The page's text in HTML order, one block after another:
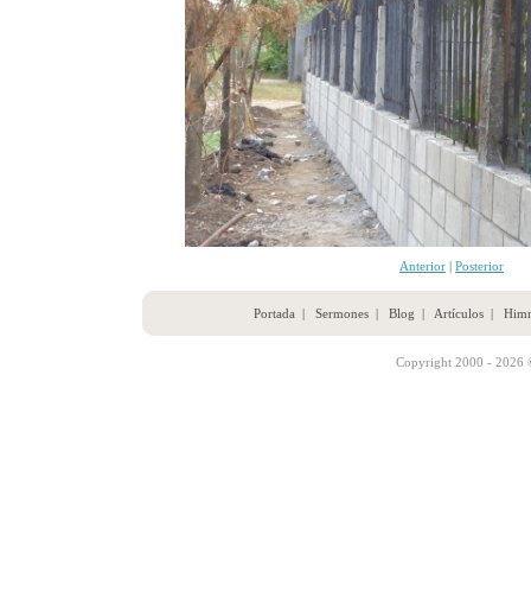
Anterior | Posterior
Portada | Sermones| Blog | Artículos|
Copyright 2000 - 2026